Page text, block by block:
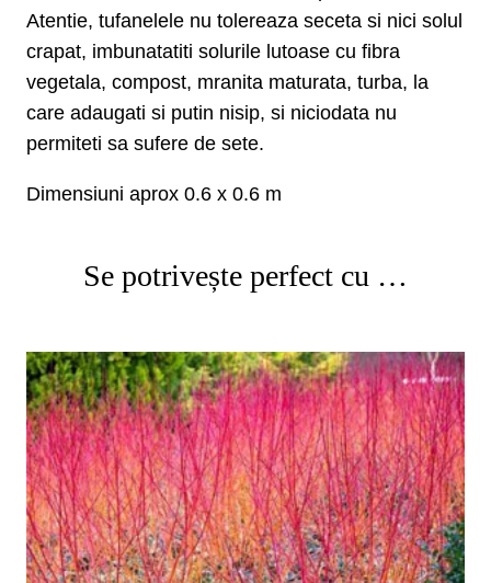
Atentie, tufanelele nu tolereaza seceta si nici solul
crapat, imbunatatiti solurile lutoase cu fibra
vegetala, compost, mranita maturata, turba, la
care adaugati si putin nisip, si niciodata nu
permiteti sa sufere de sete.
Dimensiuni aprox 0.6 x 0.6 m
Se potrivește perfect cu …